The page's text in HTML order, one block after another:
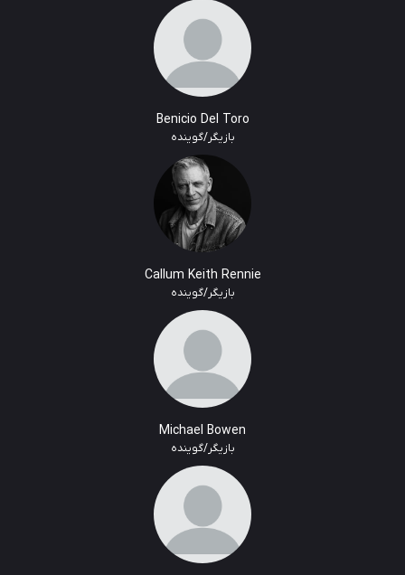
Benicio Del Toro
بازیگر/گوینده
Callum Keith Rennie
بازیگر/گوینده
Michael Bowen
بازیگر/گوینده